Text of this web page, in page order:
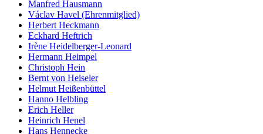
Manfred Hausmann
Václav Havel (Ehrenmitglied)
Herbert Heckmann
Eckhard Heftrich
Irène Heidelberger-Leonard
Hermann Heimpel
Christoph Hein
Bernt von Heiseler
Helmut Heißenbüttel
Hanno Helbling
Erich Heller
Heinrich Henel
Hans Hennecke